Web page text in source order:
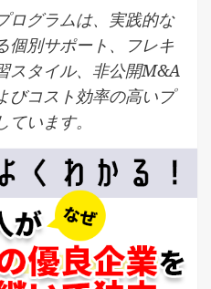
ログラムは、実践的な
個別サポート、フレキ
スタイル、非公開M&A
びコスト効率の高いプ
います。